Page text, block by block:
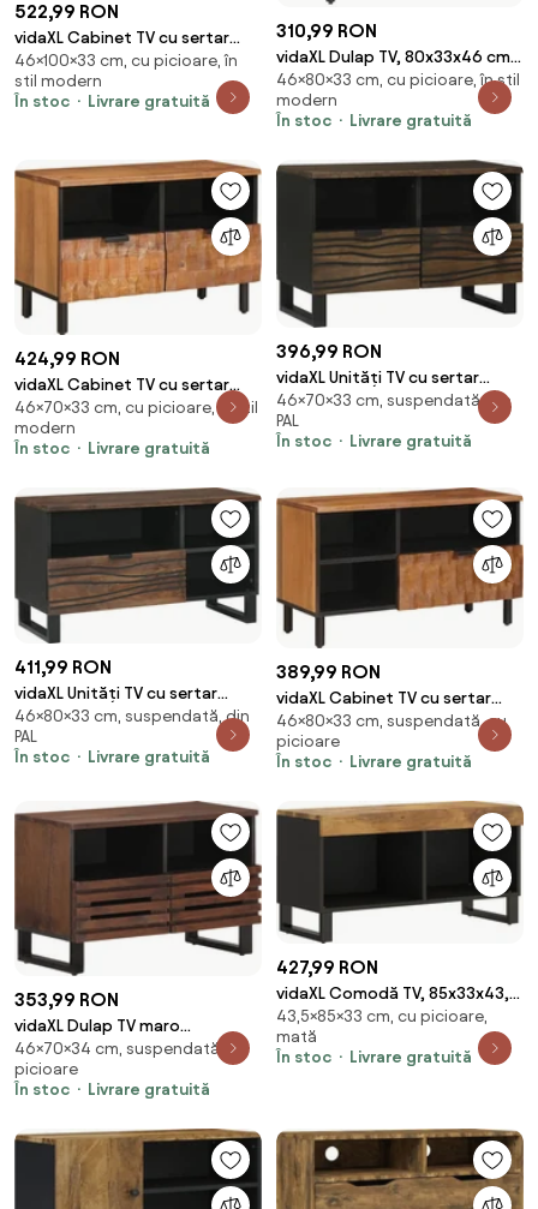
522,99 RON
vidaXL Cabinet TV cu sertar
Finisaj Acacia Maro 100 x 33 x 46
cm
46×100×33 cm, cu picioare, în
stil modern
În stoc
Livrare gratuită
310,99 RON
vidaXL Dulap TV, 80x33x46 cm,
lemn masiv de mango
46×80×33 cm, cu picioare, în stil
modern
În stoc
Livrare gratuită
424,99 RON
vidaXL Cabinet TV cu sertar
Finisaj Acacia Maro 70 x 33 x 46
cm
46×70×33 cm, cu picioare, în stil
modern
În stoc
Livrare gratuită
396,99 RON
vidaXL Unități TV cu sertar
castan 70 x 33 x 46 cm Lemn
compozit
46×70×33 cm, suspendată, din
PAL
În stoc
Livrare gratuită
411,99 RON
vidaXL Unități TV cu sertar
castan 80 x 33 x 46 cm Lemn
compozit
46×80×33 cm, suspendată, din
PAL
În stoc
Livrare gratuită
389,99 RON
vidaXL Cabinet TV cu sertar
Finisaj Acacia Maro 80 x 33 x 46
cm
46×80×33 cm, suspendată, cu
picioare
În stoc
Livrare gratuită
353,99 RON
vidaXL Dulap TV maro
70x34x46 cm lemn masiv de
mango
46×70×34 cm, suspendată, cu
picioare
În stoc
Livrare gratuită
427,99 RON
vidaXL Comodă TV, 85x33x43,5
cm, lemn masiv de mango
43,5×85×33 cm, cu picioare,
mată
În stoc
Livrare gratuită